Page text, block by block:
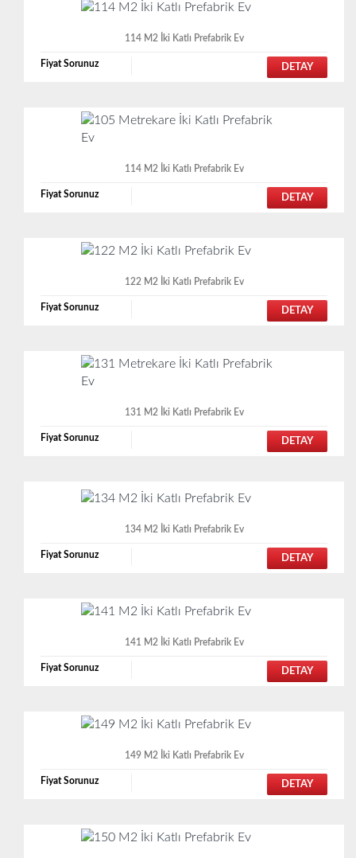
114 M2 İki Katlı Prefabrik Ev
Fiyat Sorunuz DETAY
114 M2 İki Katlı Prefabrik Ev
Fiyat Sorunuz DETAY
122 M2 İki Katlı Prefabrik Ev
Fiyat Sorunuz DETAY
131 M2 İki Katlı Prefabrik Ev
Fiyat Sorunuz DETAY
134 M2 İki Katlı Prefabrik Ev
Fiyat Sorunuz DETAY
141 M2 İki Katlı Prefabrik Ev
Fiyat Sorunuz DETAY
149 M2 İki Katlı Prefabrik Ev
Fiyat Sorunuz DETAY